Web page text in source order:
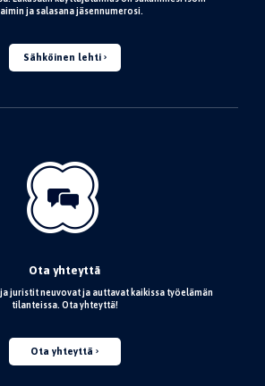
ja salasana jäsennumerosi.
Sähköinen lehti
Ota yhteyttä
juristit neuvovat ja auttavat kaikissa työelämän
tilanteissa. Ota yhteyttä!
Ota yhteyttä